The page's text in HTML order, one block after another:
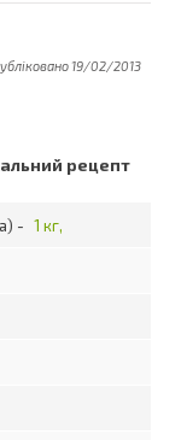
19/02/2013
рецепт
- 1 кг,